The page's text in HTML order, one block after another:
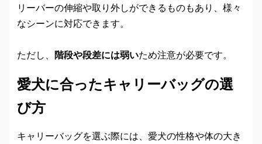
リーバーの伸縮や取り外しができるものもあり、様々
なシーンに対応できます。
ただし、 階段や段差には弱いため注意が必要です。
愛犬に合ったキャリーバッグの選
び方
キャリーバッグを選ぶ際には、愛犬の性格や体の大き